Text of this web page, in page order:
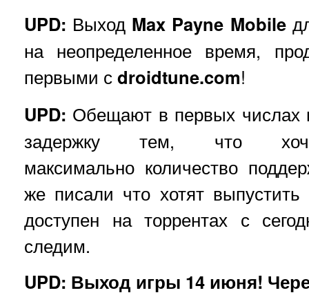
UPD: Выход Max Payne Mobile
на неопределенное время,
первыми сdroidtune.com!
UPD: Обещают в первых числах
задержку тем, что
максимально количество
же писали что хотят
доступен на торрентах с
следим.
UPD: Выход игры 14 июня!